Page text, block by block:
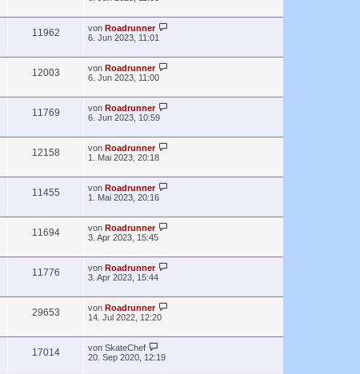
11962 von Roadrunner
6. Jun 2023, 11:01
12003 von Roadrunner
6. Jun 2023, 11:00
11769 von Roadrunner
6. Jun 2023, 10:59
12158 von Roadrunner
1. Mai 2023, 20:18
11455 von Roadrunner
1. Mai 2023, 20:16
11694 von Roadrunner
3. Apr 2023, 15:45
11776 von Roadrunner
3. Apr 2023, 15:44
29653 von Roadrunner
14. Jul 2022, 12:20
17014 von SkateChef
20. Sep 2020, 12:19